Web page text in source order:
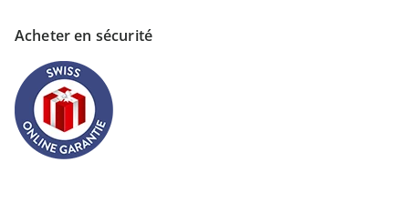
Acheter en sécurité